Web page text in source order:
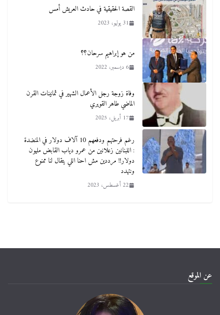
‏القصة الحقيقية في حادث العريش أمس
31 يوليو، 2023
من هو إبراهيم سرحان؟؟
6 ديسمبر، 2022
وفاة زوجة رجل الأعمال الشهير في ثمانينات القرن
الماضي طاهر القويري
17 أبريل، 2025
رغم فرحتهم ودفعهم 10 آلاف دولار في المنضدة
: اللبنانين زعلانين من عمرو دياب القابض مليون
دولار!! مرددين مش احنا اللي يتقال لنا ممنوع
ونتهدد
22 أغسطس، 2023
عن الموقع